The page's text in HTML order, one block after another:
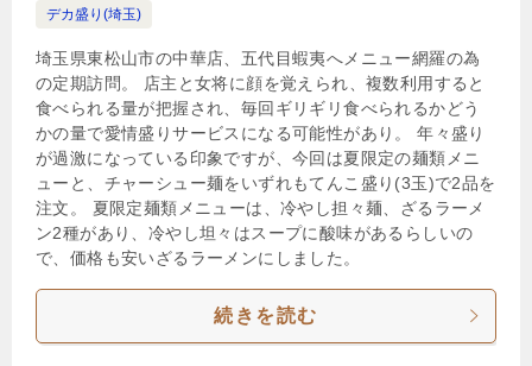
デカ盛り(埼玉)
埼玉県東松山市の中華店、五代目蝦夷へメニュー網羅の為
の定期訪問。 店主と女将に顔を覚えられ、複数利用すると
食べられる量が把握され、毎回ギリギリ食べられるかどう
かの量で愛情盛りサービスになる可能性があり。 年々盛り
が過激になっている印象ですが、今回は夏限定の麺類メニ
ューと、チャーシュー麺をいずれもてんこ盛り(3玉)で2品を
注文。 夏限定麺類メニューは、冷やし担々麺、ざるラーメ
ン2種があり、冷やし坦々はスープに酸味があるらしいの
で、価格も安いざるラーメンにしました。
続きを読む